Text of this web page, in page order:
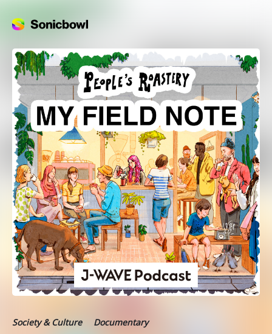
Society & Culture Documentary